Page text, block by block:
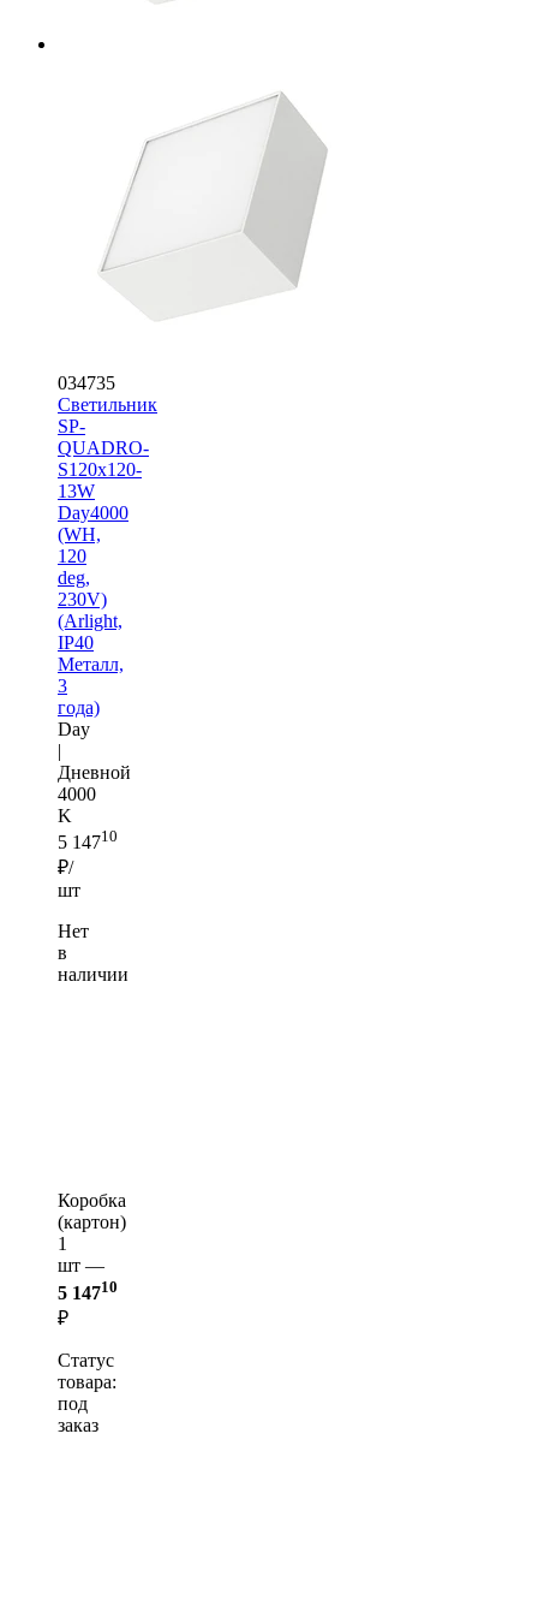
034735
Светильник
SP-
QUADRO-
S120x120-
13W
Day4000
(WH,
120
deg,
230V)
(Arlight,
IP40
Металл,
3
года)
Day
|
Дневной
4000
K
5 14710
₽/
шт
Нет
в
наличии
Коробка
(картон)
1
шт —
5 14710
₽
Статус
товара:
под
заказ